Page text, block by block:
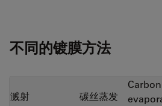
不同的镀膜方法
溅射 碳丝蒸发